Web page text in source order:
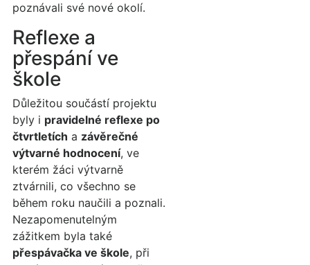
poznávali své nové okolí.
Reflexe a
přespání ve
škole
Důležitou součástí projektu
byly i pravidelné reflexe po
čtvrtletích a závěrečné
výtvarné hodnocení, ve
kterém žáci výtvarně
ztvárnili, co všechno se
během roku naučili a poznali.
Nezapomenutelným
zážitkem byla také
přespávačka ve škole, při